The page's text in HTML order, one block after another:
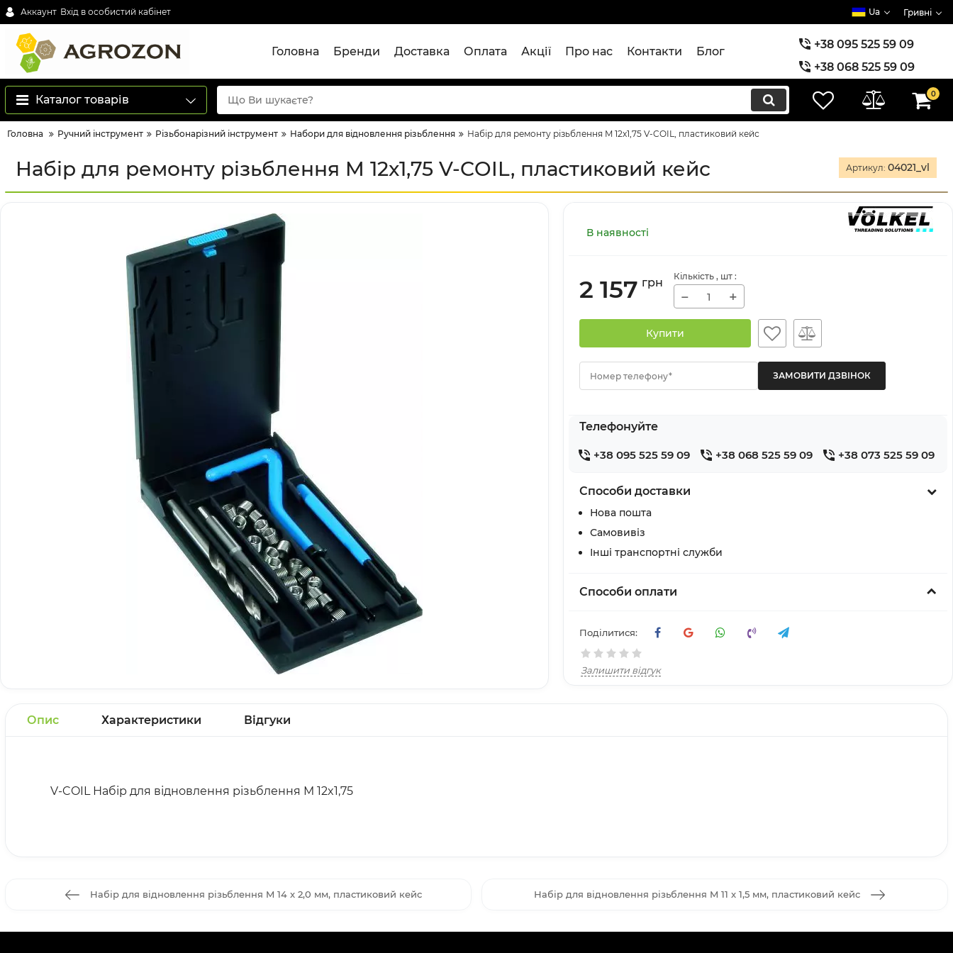
Аккаунт Вхід в особистий кабінет Ua Гривні
Головна Бренди Доставка Оплата Акції Про нас Контакти Блог
+38 095 525 59 09
+38 068 525 59 09
+38 073 525 59 09
Каталог товарів 0
Головна Ручний інструмент Різьбонарізний інструмент Набори для відновлення різьблення Набір для ремонту різьблення M 12x1,75 V-COIL, пластиковий кейс
Набір для ремонту різьблення M 12x1,75 V-COIL, пластиковий кейс Артикул: 04021_vl
В наявності
2 157 грн Кількість , шт :
− +
Купити
Номер телефону*
Телефонуйте
+38 095 525 59 09 +38 068 525 59 09 +38 073 525 59 09
Способи доставки
Нова пошта
Самовивіз
Інші транспортні служби
Способи оплати
Поділитися:
Залишити відгук
Опис Характеристики Відгуки
V-COIL Набір для відновлення різьблення M 12x1,75
Набір для відновлення різьблення M 14 x 2,0 мм, пластиковий кейс Набір для відновлення різьблення M 11 x 1,5 мм, пластиковий кейс